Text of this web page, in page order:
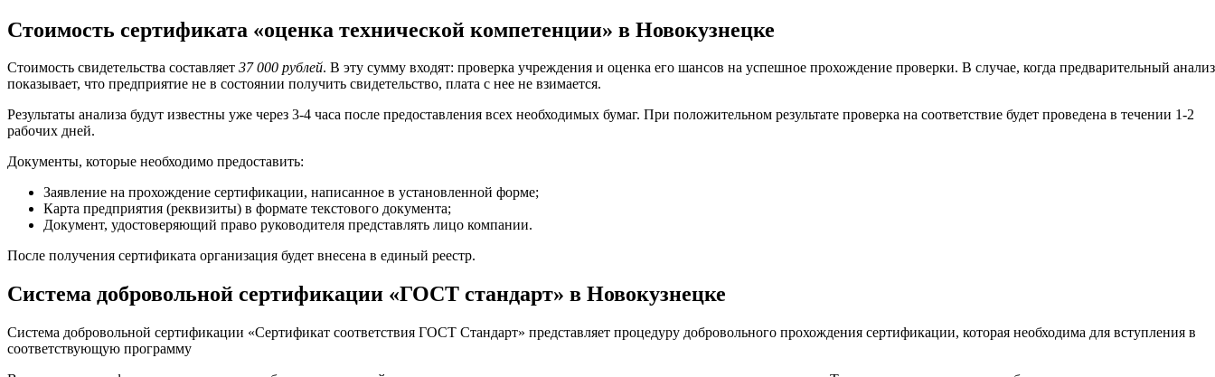
Стоимость сертификата «оценка технической компетенции» в Новокузнецке
Стоимость свидетельства составляет 37 000 рублей. В эту сумму входят: проверка учреждения и оценка его шансов на успешное прохождение проверки. В случае, когда предварительный анализ
показывает, что предприятие не в состоянии получить свидетельство, плата с нее не взимается.
Результаты анализа будут известны уже через 3-4 часа после предоставления всех необходимых бумаг. При положительном результате проверка на соответствие будет проведена в течении 1-2
рабочих дней.
Документы, которые необходимо предоставить:
Заявление на прохождение сертификации, написанное в установленной форме;
Карта предприятия (реквизиты) в формате текстового документа;
Документ, удостоверяющий право руководителя представлять лицо компании.
После получения сертификата организация будет внесена в единый реестр.
Система добровольной сертификации «ГОСТ стандарт» в Новокузнецке
Система добровольной сертификации «Сертификат соответствия ГОСТ Стандарт» представляет процедуру добровольного прохождения сертификации, которая необходима для вступления в
соответствующую программу